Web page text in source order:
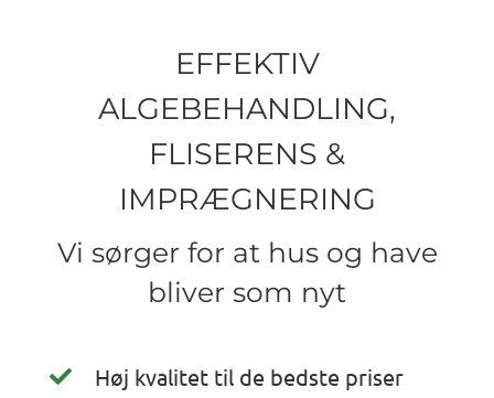
EFFEKTIV
ALGEBEHANDLING,
FLISERENS &
IMPRÆGNERING
Vi sørger for at hus og have
bliver som nyt
Høj kvalitet til de bedste priser